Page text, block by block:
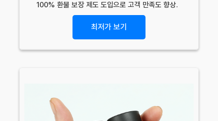
100% 환불 보장 제도 도입으로 고객 만족도 향상.
최저가 보기